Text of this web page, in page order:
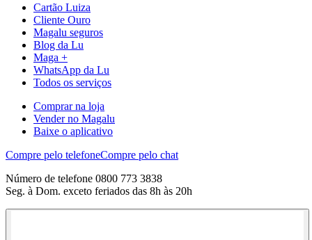
Cartão Luiza
Cliente Ouro
Magalu seguros
Blog da Lu
Maga +
WhatsApp da Lu
Todos os serviços
Comprar na loja
Vender no Magalu
Baixe o aplicativo
Compre pelo telefoneCompre pelo chat
Número de telefone 0800 773 3838
Seg. à Dom. exceto feriados das 8h às 20h